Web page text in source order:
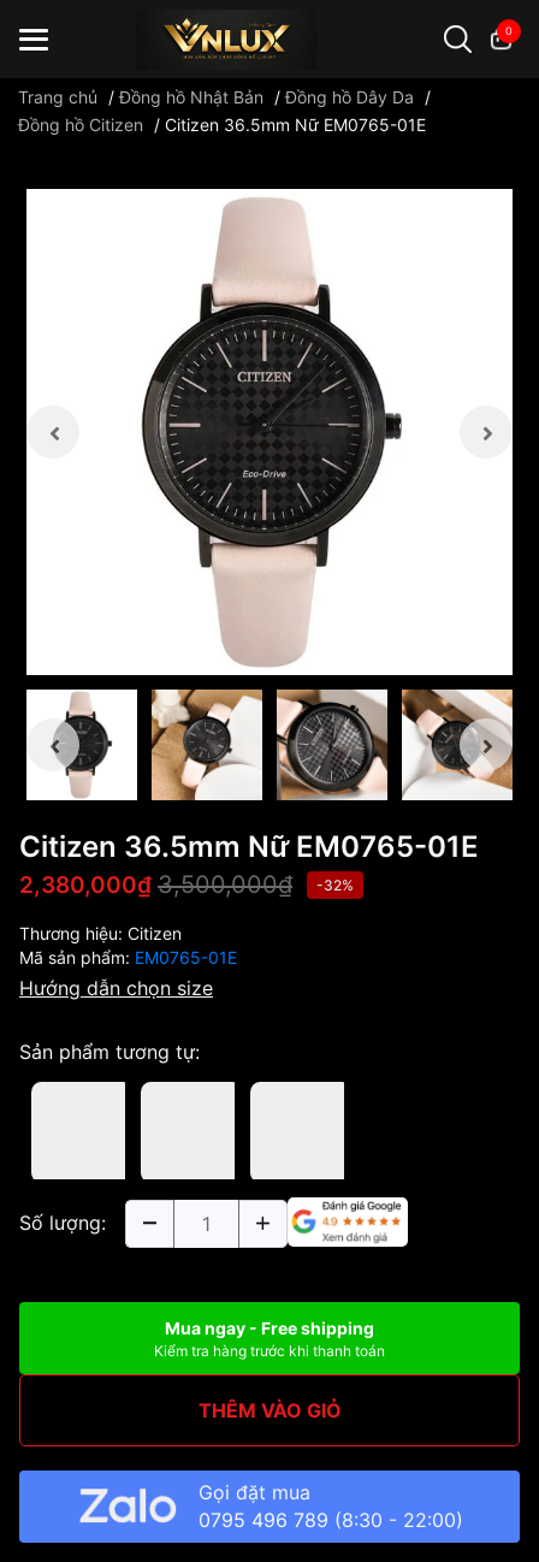
0
Trang chủ /Đồng hồ Nhật Bản /Đồng hồ Dây Da
/
Đồng hồ Citizen
/ Citizen 36.5mm Nữ EM0765-01E
Citizen 36.5mm Nữ EM0765-01E
2,380,000₫ 3,500,000₫ -32%
Thương hiệu: Citizen
Mã sản phẩm: EM0765-01E
Hướng dẫn chọn size
Sản phẩm tương tự:
Số lượng:
Mua ngay - Free shipping
Kiểm tra hàng trước khi thanh toán
THÊM VÀO GIỎ
Gọi đặt mua
0795 496 789 (8:30 - 22:00)